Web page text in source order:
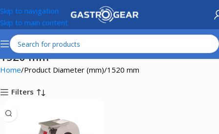
Skip to navigation
Skip to main content
1520 mm
Home Product Diameter (mm) 1520 mm
Filters